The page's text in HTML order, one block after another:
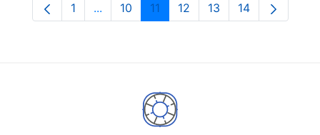
Página
1 ...Páginas intermedias Use TAB para
Página
10 Página
11 Página
12 Página
13 Página
14